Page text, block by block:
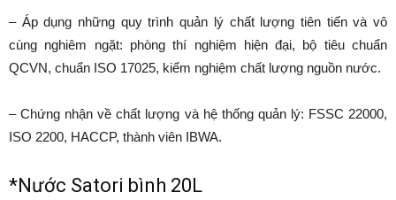
– Áp dụng những quy trình quản lý chất lượng tiên tiến và vô
cùng nghiêm ngặt: phòng thí nghiệm hiện đại, bộ tiêu chuẩn
QCVN, chuẩn ISO 17025, kiểm nghiệm chất lượng nguồn nước.
– Chứng nhận về chất lượng và hệ thống quản lý: FSSC 22000,
ISO 2200, HACCP, thành viên IBWA.
*Nước Satori bình 20L